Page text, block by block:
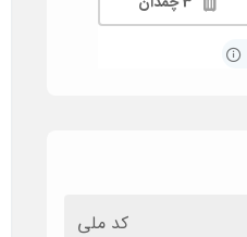
کد ملی